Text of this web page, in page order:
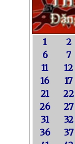
1 2
6
7
11
12
16
17
21
22
26
27
31
32
36
37